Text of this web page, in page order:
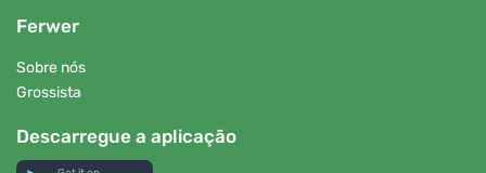
Ferwer
Sobre nós
Grossista
Descarregue a aplicação